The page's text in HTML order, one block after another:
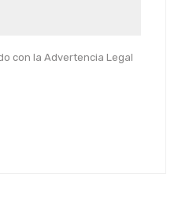
con la Advertencia Legal